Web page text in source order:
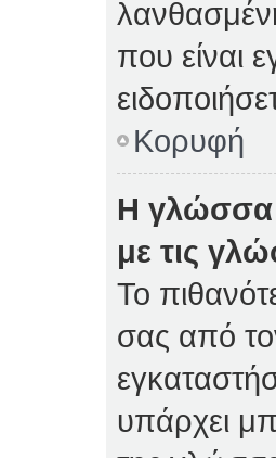
που είναι
Κορυφή
Η γλώσσα
με τις
Το
σας από
υπάρχει